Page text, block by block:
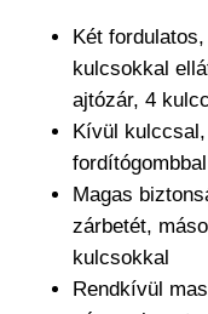
Két
kulcsokkal
ajtózár, 4
Kívül
Magas
zárbetét,
kulcsokkal
Rendkívül